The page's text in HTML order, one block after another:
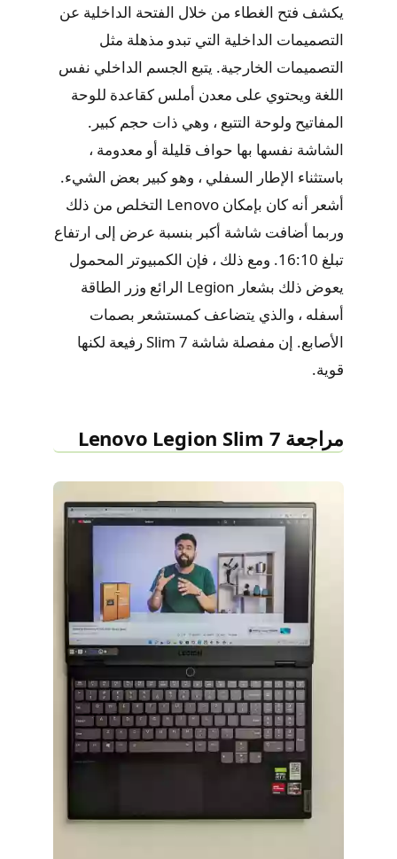
يكشف فتح الغطاء من خلال الفتحة الداخلية عن
التصميمات الداخلية التي تبدو مذهلة مثل
التصميمات الخارجية. يتبع الجسم الداخلي نفس
اللغة ويحتوي على معدن أملس كقاعدة للوحة
المفاتيح ولوحة التتبع ، وهي ذات حجم كبير.
الشاشة نفسها بها حواف قليلة أو معدومة ،
باستثناء الإطار السفلي ، وهو كبير بعض الشيء.
أشعر أنه كان بإمكان Lenovo التخلص من ذلك
وربما أضافت شاشة أكبر بنسبة عرض إلى ارتفاع
تبلغ 16:10. ومع ذلك ، فإن الكمبيوتر المحمول
يعوض ذلك بشعار Legion الرائع وزر الطاقة
أسفله ، والذي يتضاعف كمستشعر بصمات
الأصابع. إن مفصلة شاشة Slim 7 رفيعة لكنها
قوية.
مراجعة Lenovo Legion Slim 7